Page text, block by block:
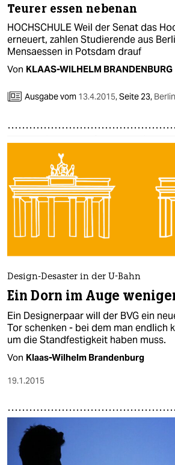
Teurer essen nebenan
HOCHSCHULE Weil der Senat das
erneuert, zahlen Studierende aus
Mensaessen in Potsdam drauf
Von KLAAS-WILHELM BRANDENBURG
Ausgabe vom 13.4.2015,Seite 23, Berlin
Design-Desaster in der U-Bahn
Ein Dorn im Auge
Ein Designerpaar will der BVG ein
Tor schenken - bei dem man endlich
um die Standfestigkeit haben muss.
Von Klaas-Wilhelm Brandenburg
19.1.2015